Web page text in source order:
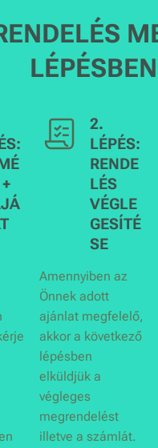
LÉPÉSBEN
2.
LÉPÉS:
RENDE
LÉS
VÉGLE
GESÍTÉ
SE
Amennyiben az
Önnek adott
ajánlat megfelelő,
akkor a következő
lépésben
elküldjük a
végleges
megrendelést
illetve a számlát.